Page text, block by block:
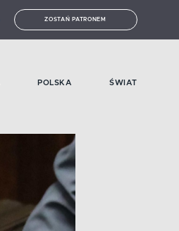
ZOSTAŃ PATRONEM
POLSKA ŚWIAT